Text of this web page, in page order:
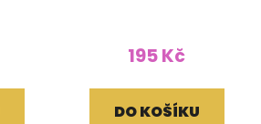
195 Kč
DO KOŠÍKU